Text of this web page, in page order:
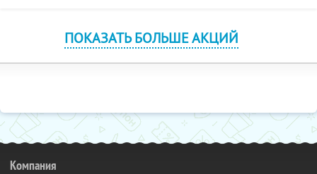
ПОКАЗАТЬ БОЛЬШЕ АКЦИЙ
Компания